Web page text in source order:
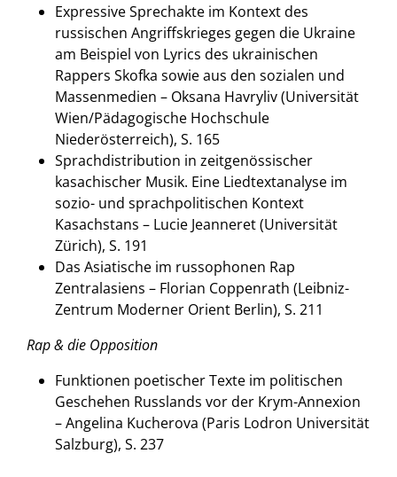
Expressive Sprechakte im Kontext des
russischen Angriffskrieges gegen die Ukraine
am Beispiel von Lyrics des ukrainischen
Rappers Skofka sowie aus den sozialen und
Massenmedien – Oksana Havryliv (Universität
Wien/Pädagogische Hochschule
Niederösterreich), S. 165
Sprachdistribution in zeitgenössischer
kasachischer Musik. Eine Liedtextanalyse im
sozio- und sprachpolitischen Kontext
Kasachstans – Lucie Jeanneret (Universität
Zürich), S. 191
Das Asiatische im russophonen Rap
Zentralasiens – Florian Coppenrath (Leibniz-
Zentrum Moderner Orient Berlin), S. 211
Rap & die Opposition
Funktionen poetischer Texte im politischen
Geschehen Russlands vor der Krym-Annexion
– Angelina Kucherova (Paris Lodron Universität
Salzburg), S. 237